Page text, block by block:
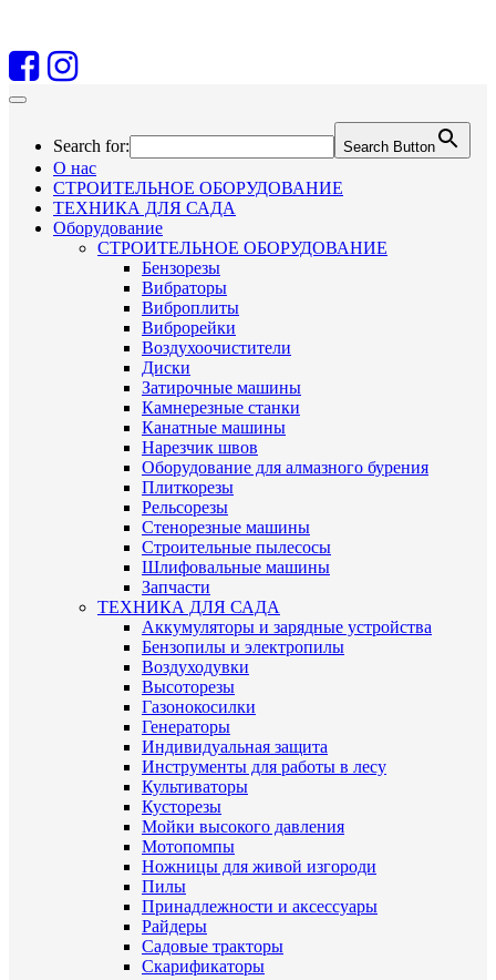
Search for: Search Button
О нас
СТРОИТЕЛЬНОЕ ОБОРУДОВАНИЕ
ТЕХНИКА ДЛЯ САДА
Оборудование
СТРОИТЕЛЬНОЕ ОБОРУДОВАНИЕ
Бензорезы
Вибраторы
Виброплиты
Виброрейки
Воздухоочистители
Диски
Затирочные машины
Камнерезные станки
Канатные машины
Нарезчик швов
Оборудование для алмазного бурения
Плиткорезы
Рельсорезы
Стенорезные машины
Строительные пылесосы
Шлифовальные машины
Запчасти
ТЕХНИКА ДЛЯ САДА
Аккумуляторы и зарядные устройства
Бензопилы и электропилы
Воздуходувки
Высоторезы
Газонокосилки
Генераторы
Индивидуальная защита
Инструменты для работы в лесу
Культиваторы
Кусторезы
Мойки высокого давления
Мотопомпы
Ножницы для живой изгороди
Пилы
Принадлежности и аксессуары
Райдеры
Садовые тракторы
Скарификаторы